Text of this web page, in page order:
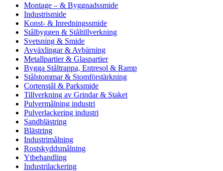
Montage – & Byggnadssmide
Industrismide
Konst- & Inredningssmide
Stålbyggen & Ståltillverkning
Svetsning & Smide
Avväxlingar & Avbärning
Metallpartier & Glaspartier
Bygga Ståltrappa, Entresol & Ramp
Stålstommar & Stomförstärkning
Cortenstål & Parksmide
Tillverkning av Grindar & Staket
Pulvermålning industri
Pulverlackering industri
Sandblästring
Blästring
Industrimålning
Rostskyddsmålning
Ytbehandling
Industrilackering